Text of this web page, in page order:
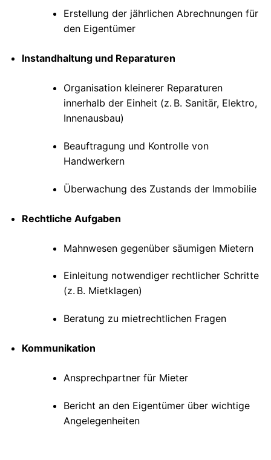
Erstellung der jährlichen Abrechnungen für
den Eigentümer
Instandhaltung und Reparaturen
Organisation kleinerer Reparaturen
innerhalb der Einheit (z. B. Sanitär, Elektro,
Innenausbau)
Beauftragung und Kontrolle von
Handwerkern
Überwachung des Zustands der Immobilie
Rechtliche Aufgaben
Mahnwesen gegenüber säumigen Mietern
Einleitung notwendiger rechtlicher Schritte
(z. B. Mietklagen)
Beratung zu mietrechtlichen Fragen
Kommunikation
Ansprechpartner für Mieter
Bericht an den Eigentümer über wichtige
Angelegenheiten